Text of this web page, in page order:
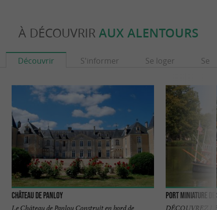
À DÉCOUVRIR AUX ALENTOURS
Découvrir S'informer Se loger Se
Château de Panloy
Le Château de Panloy Construit en bord de
Port Miniature
DÉCOUVREZ